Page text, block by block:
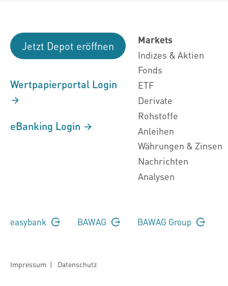
Jetzt Depot eröffnen
Wertpapierportal Login
eBanking Login
Markets
Indizes & Aktien
Fonds
ETF
Derivate
Rohstoffe
Anleihen
Währungen & Zinsen
Nachrichten
Analysen
easybank BAWAG BAWAG Group
Impressum | Datenschutz